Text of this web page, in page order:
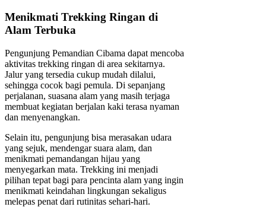
Menikmati Trekking Ringan di
Alam Terbuka
Pengunjung Pemandian Cibama dapat mencoba
aktivitas trekking ringan di area sekitarnya.
Jalur yang tersedia cukup mudah dilalui,
sehingga cocok bagi pemula. Di sepanjang
perjalanan, suasana alam yang masih terjaga
membuat kegiatan berjalan kaki terasa nyaman
dan menyenangkan.
Selain itu, pengunjung bisa merasakan udara
yang sejuk, mendengar suara alam, dan
menikmati pemandangan hijau yang
menyegarkan mata. Trekking ini menjadi
pilihan tepat bagi para pencinta alam yang ingin
menikmati keindahan lingkungan sekaligus
melepas penat dari rutinitas sehari-hari.